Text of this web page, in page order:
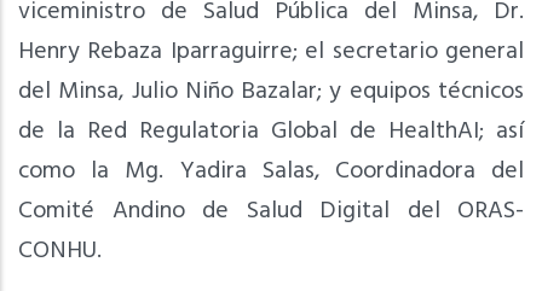
viceministro de Salud Pública del Minsa, Dr.
Henry Rebaza Iparraguirre; el secretario general
del Minsa, Julio Niño Bazalar; y equipos técnicos
de la Red Regulatoria Global de HealthAI; así
como la Mg. Yadira Salas, Coordinadora del
Comité Andino de Salud Digital del ORAS-
CONHU.